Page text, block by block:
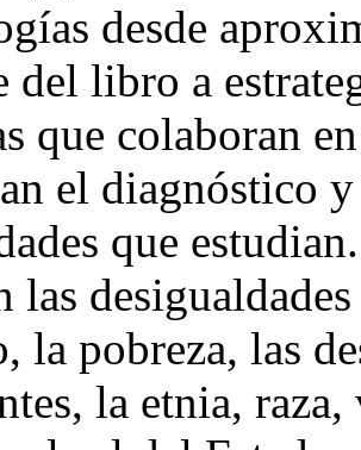
desde
del libro a
que colaboran
el diagnóstico
que
las
la pobreza, las
la etnia,